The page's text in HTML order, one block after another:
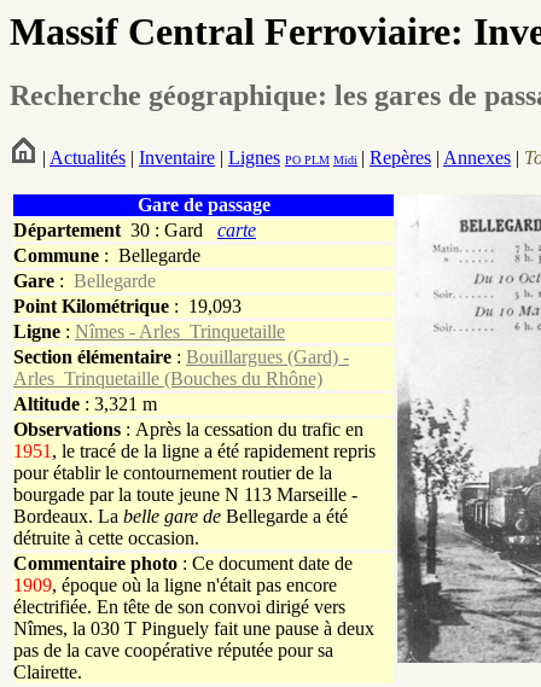
Massif Central Ferroviaire:
Recherche géographique: les gares de
| Actualités | Inventaire | Lignes PO PLM Midi | Repères | Annexes |
Gare de passage
Département 30 : Gard carte
Commune : Bellegarde
Gare : Bellegarde
Point Kilométrique : 19,093
Ligne : Nîmes - Arles_Trinquetaille
Section élémentaire : Bouillargues (Gard) -
Arles_Trinquetaille (Bouches du Rhône)
Altitude : 3,321 m
Observations : Après la cessation du trafic en
1951 , le tracé de la ligne a été rapidement repris
pour établir le contournement routier de la
bourgade par la toute jeune N 113 Marseille -
Bordeaux. La belle gare de Bellegarde a été
détruite à cette occasion.
Commentaire photo : Ce document date de
1909, époque où la ligne n'était pas encore
électrifiée. En tête de son convoi dirigé vers
Nîmes, la 030 T Pinguely fait une pause à deux
pas de la cave coopérative réputée pour sa
Clairette.